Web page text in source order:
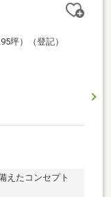
坪）（登記）
えたコンセプト